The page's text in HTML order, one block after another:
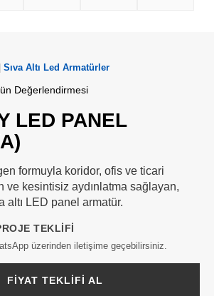
Sıva Altı Led Armatürler
Değerlendirmesi
LED PANEL
formuyla koridor, ofis ve ticari
ve kesintisiz aydınlatma sağlayan,
altı LED panel armatür.
TEKLIFI
üzerinden iletişime geçebilirsiniz.
FIYAT TEKLIFI AL